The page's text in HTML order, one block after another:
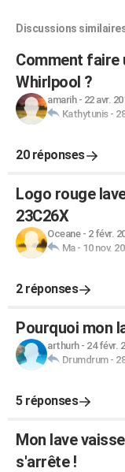
Discussions
Comment faire
Whirlpool ?
amarih- 22 avr.
Kathytunis-
20 réponses
Logo rouge
23C26X
Oceane- 2 févr.
Ma- 10 nov.
2 réponses
Pourquoi mon
arthurh- 24 févr.
Drumdrum-
5 réponses
Mon lave
s'arrête !